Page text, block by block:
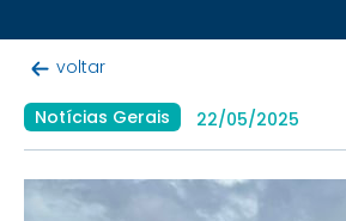
voltar
Notícias Gerais 22/05/2025